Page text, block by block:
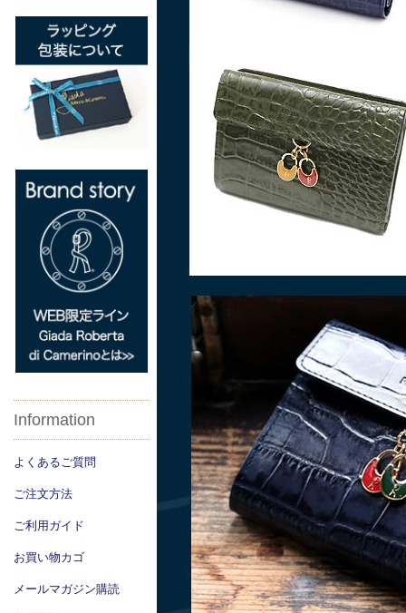
Information
よくあるご質問
ご注文方法
ご利用ガイド
お買い物カゴ
メールマガジン購読